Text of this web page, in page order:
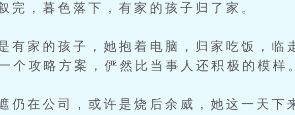
暮色落下，有家的孩子归了家。
的孩子，她抱着电脑，归家吃饭，临
个攻略方案，俨然比当事人还积极的模样
公司，或许是烧后余威，她这一天下